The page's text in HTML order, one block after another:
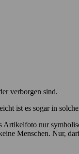
verborgen sind.
ist es sogar in
nur
Menschen. Nur,